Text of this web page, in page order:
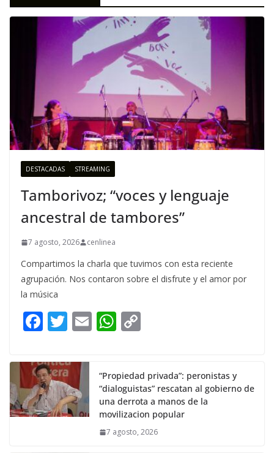
DESTACADAS STREAMING
Tamborivoz; “voces y lenguaje
ancestral de tambores”
7 agosto, 2026 cenlinea
Compartimos la charla que tuvimos con esta reciente
agrupación. Nos contaron sobre el disfrute y el amor por
la música
F
e
b
o
o
T
itt
er
E W
s
A
p
p
y
Li
n
k
“Propiedad privada”: peronistas y
“dialoguistas” rescatan al gobierno de
una derrota a manos de la
movilizacion popular
7 agosto, 2026